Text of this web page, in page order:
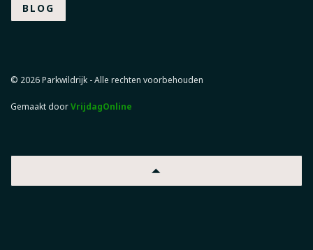
BLOG
© 2026 Parkwildrijk - Alle rechten voorbehouden
Gemaakt doorVrijdagOnline